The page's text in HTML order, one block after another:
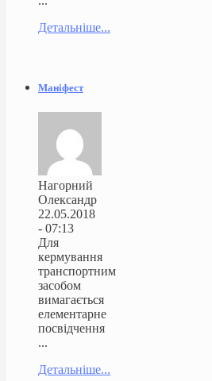
Детальніше...
Маніфест
Нагорний
Олександр
22.05.2018
- 07:13
Для
кермування
транспортним
засобом
вимагається
елементарне
посвідчення
...
Детальніше...